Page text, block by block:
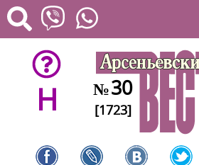
H №30
[1723]